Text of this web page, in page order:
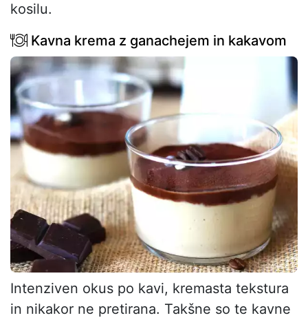
kosilu.
Kavna krema z ganachejem in kakavom
Intenziven okus po kavi, kremasta tekstura
in nikakor ne pretirana. Takšne so te kavne